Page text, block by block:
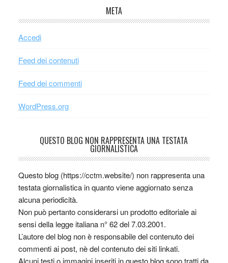
META
Accedi
Feed dei contenuti
Feed dei commenti
WordPress.org
QUESTO BLOG NON RAPPRESENTA UNA TESTATA
GIORNALISTICA
Questo blog (https://cctm.website/) non rappresenta una
testata giornalistica in quanto viene aggiornato senza
alcuna periodicità.
Non può pertanto considerarsi un prodotto editoriale ai
sensi della legge italiana n° 62 del 7.03.2001.
L’autore del blog non è responsabile del contenuto dei
commenti ai post, nè del contenuto dei siti linkati.
Alcuni testi o immagini inseriti in questo blog sono tratti da